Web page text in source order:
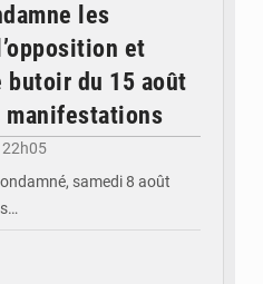
les
et
du 15 août
manifestations
22h05
samedi 8 août